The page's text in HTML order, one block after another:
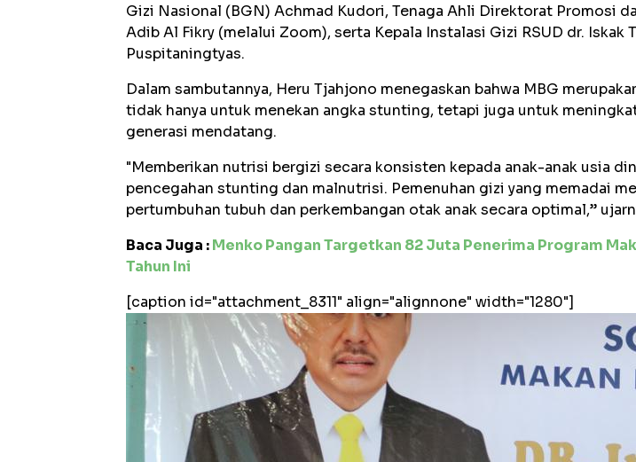
Gizi Nasional (BGN) Achmad Kudori, Tenaga Ahli Direktorat Promosi
Adib Al Fikry (melalui Zoom), serta Kepala Instalasi Gizi RSUD dr. Iskak
Puspitaningtyas.
Dalam sambutannya, Heru Tjahjono menegaskan bahwa MBG
tidak hanya untuk menekan angka stunting, tetapi juga untuk
generasi mendatang.
"Memberikan nutrisi bergizi secara konsisten kepada anak-anak usia
pencegahan stunting dan malnutrisi. Pemenuhan gizi yang memadai
pertumbuhan tubuh dan perkembangan otak anak secara optimal,”
Baca Juga :Menko Pangan Targetkan 82 Juta Penerima Program
Tahun Ini
[caption id="attachment_8311" align="alignnone" width="1280"]